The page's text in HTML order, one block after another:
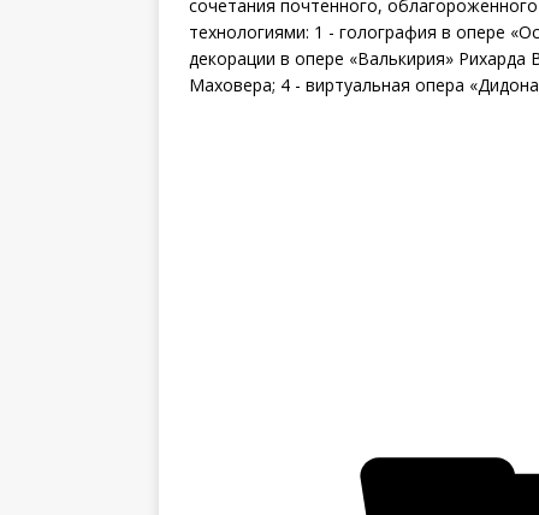
сочетания почтенного,
технологиями: 1 - голография в опере
декорации в опере «Валькирия»
Маховера; 4 - виртуальная опера